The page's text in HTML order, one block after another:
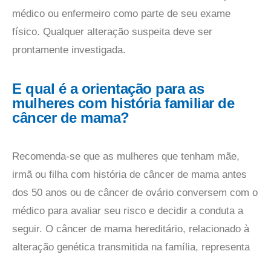
médico ou enfermeiro como parte de seu exame
físico. Qualquer alteração suspeita deve ser
prontamente investigada.
E qual é a orientação para as
mulheres com história familiar de
câncer de mama?
Recomenda-se que as mulheres que tenham mãe,
irmã ou filha com história de câncer de mama antes
dos 50 anos ou de câncer de ovário conversem com o
médico para avaliar seu risco e decidir a conduta a
seguir. O câncer de mama hereditário, relacionado à
alteração genética transmitida na família, representa